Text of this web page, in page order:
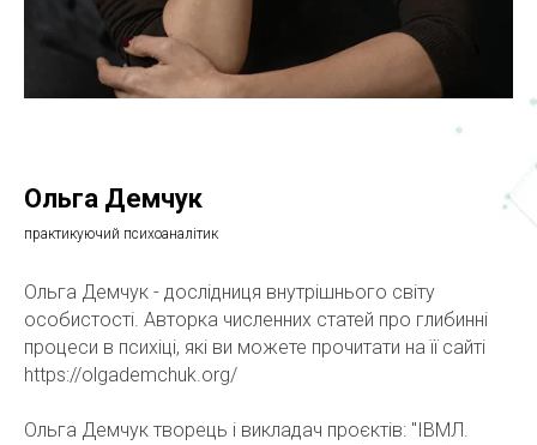
Ольга Демчук
практикуючий психоаналітик
Ольга Демчук - дослідниця внутрішнього світу
особистості. Авторка численних статей про глибинні
процеси в психіці, які ви можете прочитати на її сайті
https://olgademchuk.org/
Ольга Демчук творець і викладач проєктів: "ІВМЛ.